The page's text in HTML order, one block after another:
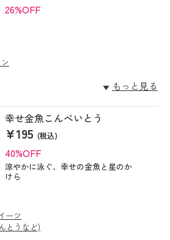
26%OFF
もっと見る
幸せ金魚こんぺいとう
¥195(税込)
40%OFF
涼やかに泳ぐ、幸せの金魚と星のか
けら
ーツ
とうなど)